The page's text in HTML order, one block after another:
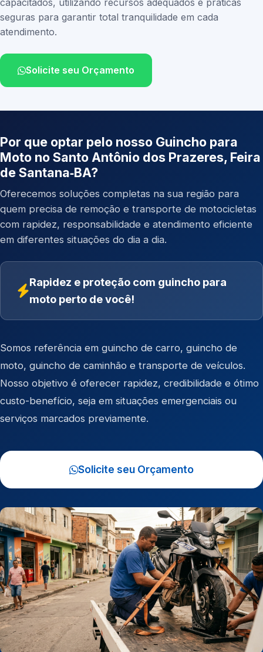
capacitados, utilizando recursos adequados e práticas
seguras para garantir total tranquilidade em cada
atendimento.
Solicite seu Orçamento
Por que optar pelo nosso Guincho para
Moto no Santo Antônio dos Prazeres, Feira
de Santana‑BA?
Oferecemos soluções completas na sua região para
quem precisa de remoção e transporte de motocicletas
com rapidez, responsabilidade e atendimento eficiente
em diferentes situações do dia a dia.
Rapidez e proteção com guincho para
moto perto de você!
Somos referência em guincho de carro, guincho de
moto, guincho de caminhão e transporte de veículos.
Nosso objetivo é oferecer rapidez, credibilidade e ótimo
custo-benefício, seja em situações emergenciais ou
serviços marcados previamente.
Solicite seu Orçamento